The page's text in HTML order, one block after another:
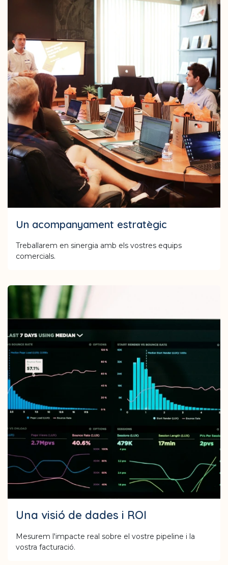
Una visió de dades i ROI
Mesurem l'impacte real sobre el vostre pipeline i la
vostra facturació.
Un acompanyament estratègic
Treballarem en sinergia amb els vostres equips
comercials.